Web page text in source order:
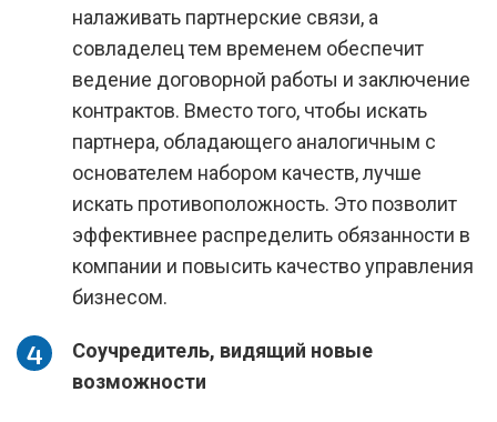
налаживать партнерские связи, а
совладелец тем временем обеспечит
ведение договорной работы и заключение
контрактов. Вместо того, чтобы искать
партнера, обладающего аналогичным с
основателем набором качеств, лучше
искать противоположность. Это позволит
эффективнее распределить обязанности в
компании и повысить качество управления
бизнесом.
Соучредитель, видящий новые
возможности